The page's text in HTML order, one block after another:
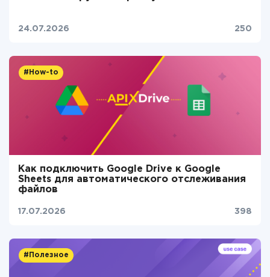
24.07.2026 250
#How-to
Как подключить Google Drive к Google
Sheets для автоматического отслеживания
файлов
17.07.2026 398
#Полезное